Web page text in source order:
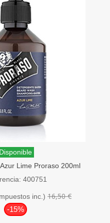
Disponible
Lime Proraso 200ml
400751
inc.) 16,50 €
-15%